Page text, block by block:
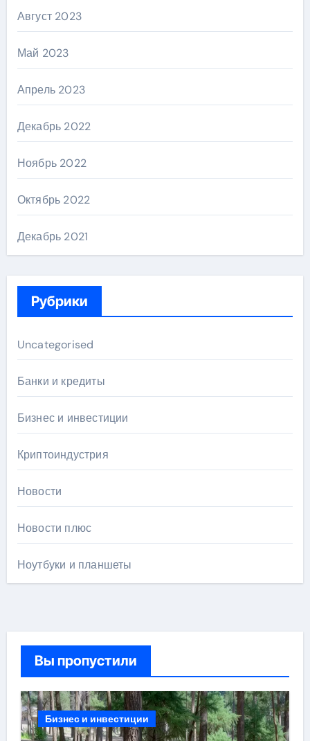
Август 2023
Май 2023
Апрель 2023
Декабрь 2022
Ноябрь 2022
Октябрь 2022
Декабрь 2021
Рубрики
Uncategorised
Банки и кредиты
Бизнес и инвестиции
Криптоиндустрия
Новости
Новости плюс
Ноутбуки и планшеты
Вы пропустили
Бизнес и инвестиции